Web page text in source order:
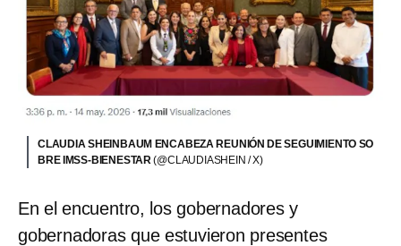
CLAUDIA SHEINBAUM ENCABEZA REUNIÓN DE SEGUIMIENTO SO
BRE IMSS-BIENESTAR(@CLAUDIASHEIN / X)
En el encuentro, los gobernadores y
gobernadoras que estuvieron presentes